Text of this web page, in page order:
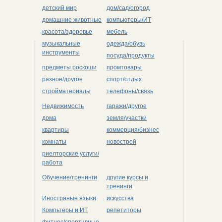
детский мир
дом/сад/огород
домашние животные
компьютеры/ИТ
красота/здоровье
мебель
музыкальные
инструменты
одежда/обувь
посуда/продукты
предметы роскоши
промтовары
разное/другое
спорт/отдых
стройматериалы
телефоны/связь
Недвижимость
гаражи/другое
дома
земля/участки
квартиры
коммерция/бизнес
комнаты
новострой
риелторские услуги/
работа
Обучение/тренинги
другие курсы и
тренинги
Иностраные языки
искусства
Компьтеры и ИТ
репетиторы